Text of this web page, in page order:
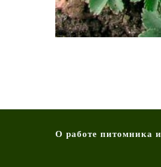
О работе питомника